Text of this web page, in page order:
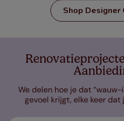
Shop
We delen hoe je dat
gevoel krijgt, elke keer